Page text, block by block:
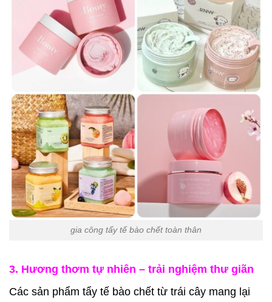
gia công tẩy tế bào chết toàn thân
3. Hương thơm tự nhiên – trải nghiệm thư giãn
Các sản phẩm tẩy tế bào chết từ trái cây mang lại